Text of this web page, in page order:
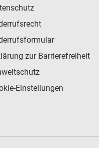
zur Barrierefreiheit
Einstellungen